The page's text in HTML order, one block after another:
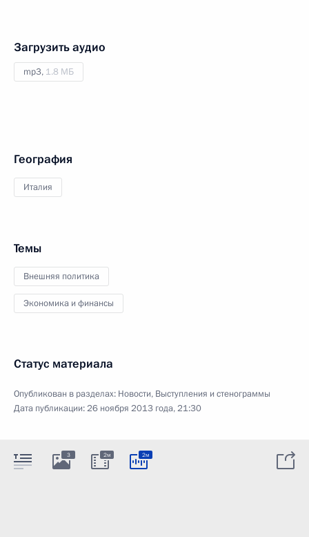
Загрузить аудио
mp3, 1.8 МБ
География
Италия
Темы
Внешняя политика
Экономика и финансы
Статус материала
Опубликован в разделах: Новости, Выступления и стенограммы
Дата публикации:26 ноября 2013 года, 21:30
3 2м 2м